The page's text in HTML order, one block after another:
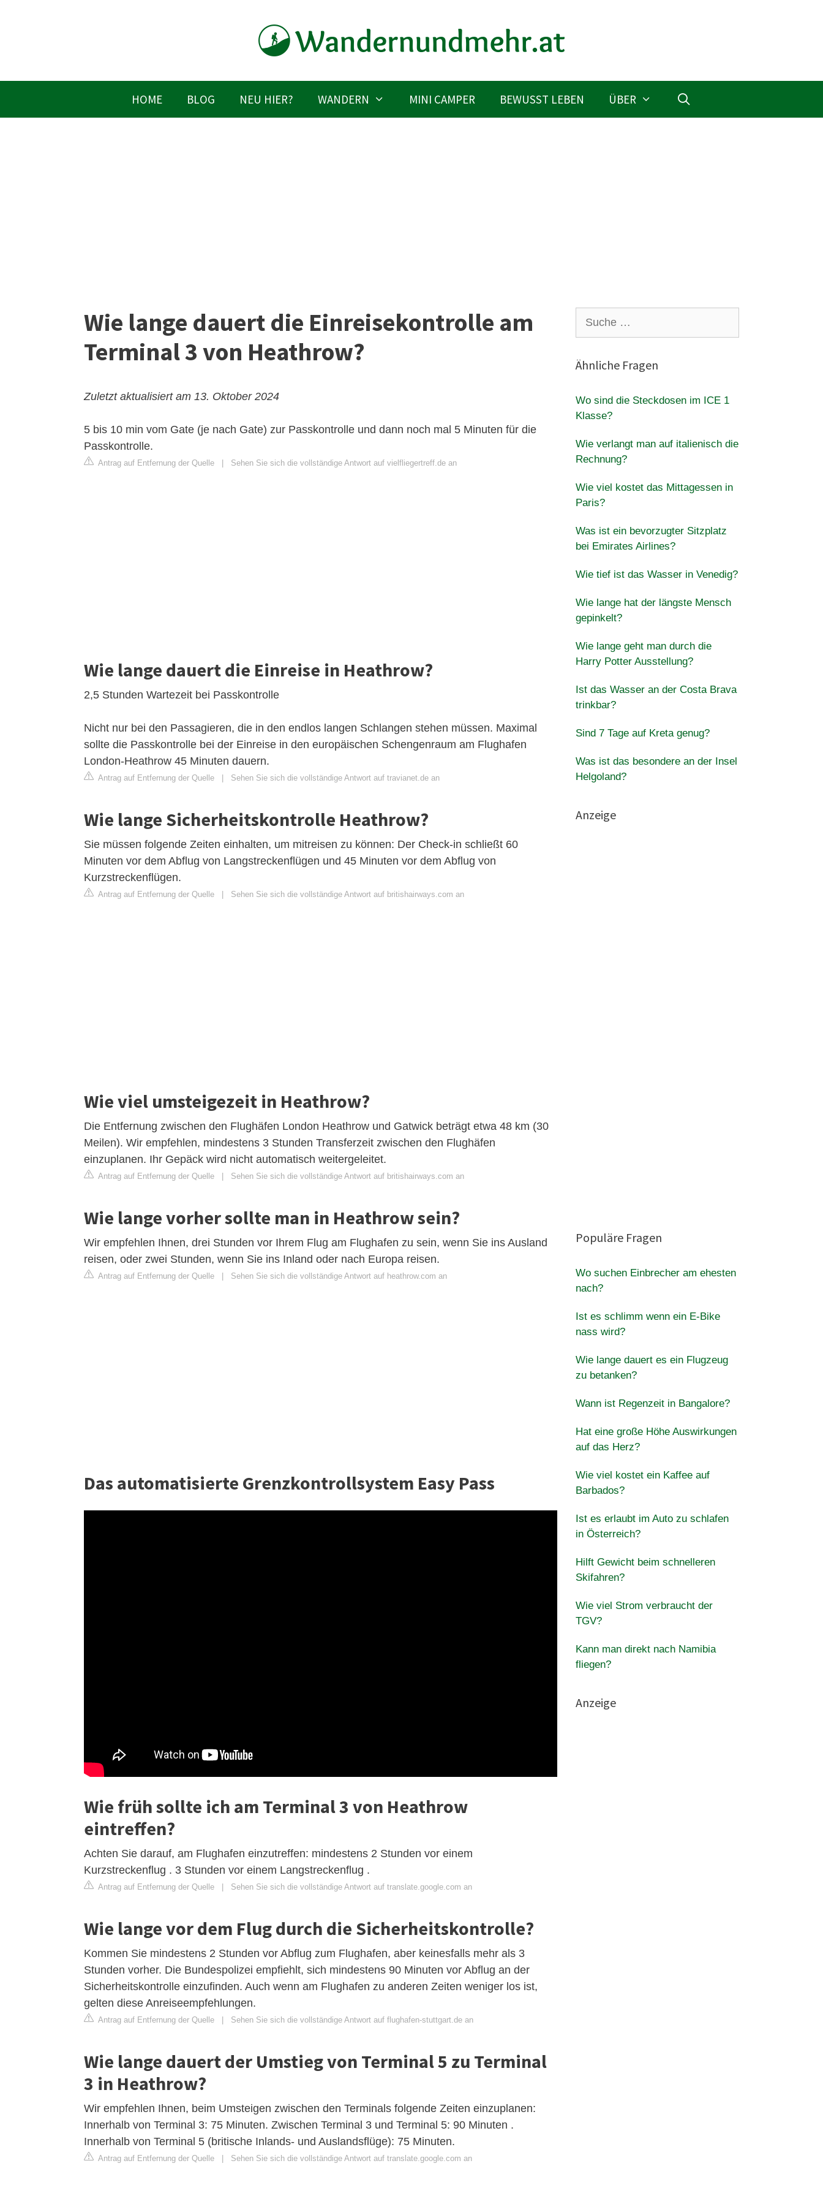
HOME BLOG NEU HIER? WANDERN MINI CAMPER BEWUSST LEBEN ÜBER
Wie lange dauert die Einreisekontrolle am
Terminal 3 von Heathrow?
Zuletzt aktualisiert am 13. Oktober 2024
5 bis 10 min vom Gate (je nach Gate) zur Passkontrolle und dann noch mal 5 Minuten für die
Passkontrolle.
Antrag auf Entfernung der Quelle Sehen Sie sich die vollständige Antwort auf vielfliegertreff.de an
Wie lange dauert die Einreise in Heathrow?
2,5 Stunden Wartezeit bei Passkontrolle
Nicht nur bei den Passagieren, die in den endlos langen Schlangen stehen müssen. Maximal
sollte die Passkontrolle bei der Einreise in den europäischen Schengenraum am Flughafen
London-Heathrow 45 Minuten dauern.
Antrag auf Entfernung der Quelle Sehen Sie sich die vollständige Antwort auf travianet.de an
Wie lange Sicherheitskontrolle Heathrow?
Sie müssen folgende Zeiten einhalten, um mitreisen zu können: Der Check-in schließt 60
Minuten vor dem Abflug von Langstreckenflügen und 45 Minuten vor dem Abflug von
Kurzstreckenflügen.
Antrag auf Entfernung der Quelle Sehen Sie sich die vollständige Antwort auf britishairways.com an
Wie viel umsteigezeit in Heathrow?
Die Entfernung zwischen den Flughäfen London Heathrow und Gatwick beträgt etwa 48 km (30
Meilen). Wir empfehlen, mindestens 3 Stunden Transferzeit zwischen den Flughäfen
einzuplanen. Ihr Gepäck wird nicht automatisch weitergeleitet.
Antrag auf Entfernung der Quelle Sehen Sie sich die vollständige Antwort auf britishairways.com an
Wie lange vorher sollte man in Heathrow sein?
Wir empfehlen Ihnen, drei Stunden vor Ihrem Flug am Flughafen zu sein, wenn Sie ins Ausland
reisen, oder zwei Stunden, wenn Sie ins Inland oder nach Europa reisen.
Antrag auf Entfernung der Quelle Sehen Sie sich die vollständige Antwort auf heathrow.com an
Das automatisierte Grenzkontrollsystem Easy Pass
Wie früh sollte ich am Terminal 3 von Heathrow
eintreffen?
Achten Sie darauf, am Flughafen einzutreffen: mindestens 2 Stunden vor einem
Kurzstreckenflug . 3 Stunden vor einem Langstreckenflug .
Antrag auf Entfernung der Quelle | Sehen Sie sich die vollständige Antwort auf translate.google.com an
Wie lange vor dem Flug durch die Sicherheitskontrolle?
Kommen Sie mindestens 2 Stunden vor Abflug zum Flughafen, aber keinesfalls mehr als 3
Stunden vorher. Die Bundespolizei empfiehlt, sich mindestens 90 Minuten vor Abflug an der
Sicherheitskontrolle einzufinden. Auch wenn am Flughafen zu anderen Zeiten weniger los ist,
gelten diese Anreiseempfehlungen.
Antrag auf Entfernung der Quelle | Sehen Sie sich die vollständige Antwort auf flughafen-stuttgart.de an
Wie lange dauert der Umstieg von Terminal 5 zu Terminal
3 in Heathrow?
Wir empfehlen Ihnen, beim Umsteigen zwischen den Terminals folgende Zeiten einzuplanen:
Innerhalb von Terminal 3: 75 Minuten. Zwischen Terminal 3 und Terminal 5: 90 Minuten .
Innerhalb von Terminal 5 (britische Inlands- und Auslandsflüge): 75 Minuten.
Antrag auf Entfernung der Quelle | Sehen Sie sich die vollständige Antwort auf translate.google.com an
nach:
Ähnliche Fragen
Wo sind die Steckdosen im ICE 1
Klasse?
Wie verlangt man auf italienisch die
Rechnung?
Wie viel kostet das Mittagessen in
Paris?
Was ist ein bevorzugter Sitzplatz
bei Emirates Airlines?
Wie tief ist das Wasser in Venedig?
Wie lange hat der längste Mensch
gepinkelt?
Wie lange geht man durch die
Harry Potter Ausstellung?
Ist das Wasser an der Costa Brava
trinkbar?
Sind 7 Tage auf Kreta genug?
Was ist das besondere an der Insel
Helgoland?
Anzeige
Populäre Fragen
Wo suchen Einbrecher am ehesten
nach?
Ist es schlimm wenn ein E-Bike
nass wird?
Wie lange dauert es ein Flugzeug
zu betanken?
Wann ist Regenzeit in Bangalore?
Hat eine große Höhe Auswirkungen
auf das Herz?
Wie viel kostet ein Kaffee auf
Barbados?
Ist es erlaubt im Auto zu schlafen
in Österreich?
Hilft Gewicht beim schnelleren
Skifahren?
Wie viel Strom verbraucht der
TGV?
Kann man direkt nach Namibia
fliegen?
Anzeige